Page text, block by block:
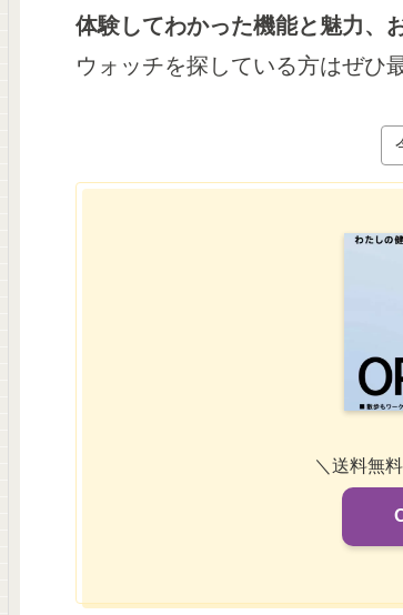
体験してわかった機能と魅力、
ウォッチを探している方はぜひ
＼送料無